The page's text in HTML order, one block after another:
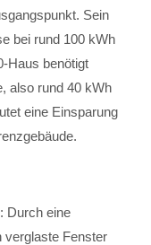
Sein
bei rund 100 kWh
Haus benötigt
also rund 40 kWh
eine Einsparung
Durch eine
verglaste Fenster